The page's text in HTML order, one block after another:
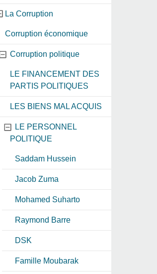
La Corruption
Corruption économique
Corruption politique
LE FINANCEMENT DES
PARTIS POLITIQUES
LES BIENS MAL ACQUIS
LE PERSONNEL
POLITIQUE
Saddam Hussein
Jacob Zuma
Mohamed Suharto
Raymond Barre
DSK
Famille Moubarak